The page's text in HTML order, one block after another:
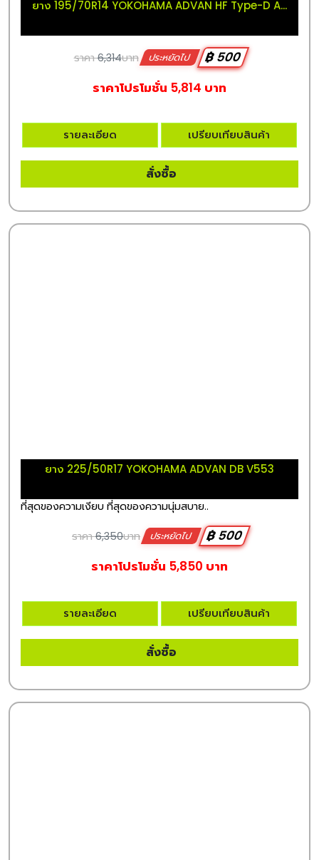
ยาง 195/70R14 YOKOHAMA ADVAN HF Type-D A...
ราคา6,314บาท ประหยัดไป
฿ 500
ราคาโปรโมชั่น 5,814 บาท
รายละเอียด เปรียบเทียบสินค้า
สั่งซื้อ
ยาง 225/50R17 YOKOHAMA ADVAN DB V553
ที่สุดของความเงียบ ที่สุดของความนุ่มสบาย..
ราคา6,350บาท ประหยัดไป
฿ 500
ราคาโปรโมชั่น 5,850 บาท
รายละเอียด เปรียบเทียบสินค้า
สั่งซื้อ